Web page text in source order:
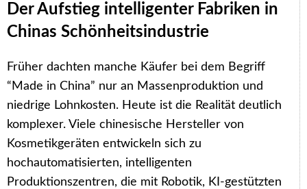
Der Aufstieg intelligenter Fabriken in
Chinas Schönheitsindustrie
Früher dachten manche Käufer bei dem Begriff
“Made in China” nur an Massenproduktion und
niedrige Lohnkosten. Heute ist die Realität deutlich
komplexer. Viele chinesische Hersteller von
Kosmetikgeräten entwickeln sich zu
hochautomatisierten, intelligenten
Produktionszentren, die mit Robotik, KI-gestützten